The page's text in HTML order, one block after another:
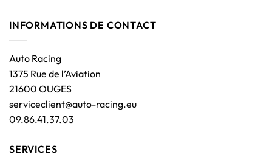
INFORMATIONS DE CONTACT
Auto Racing
1375 Rue de l’Aviation
21600 OUGES
serviceclient@auto-racing.eu
09.86.41.37.03
SERVICES